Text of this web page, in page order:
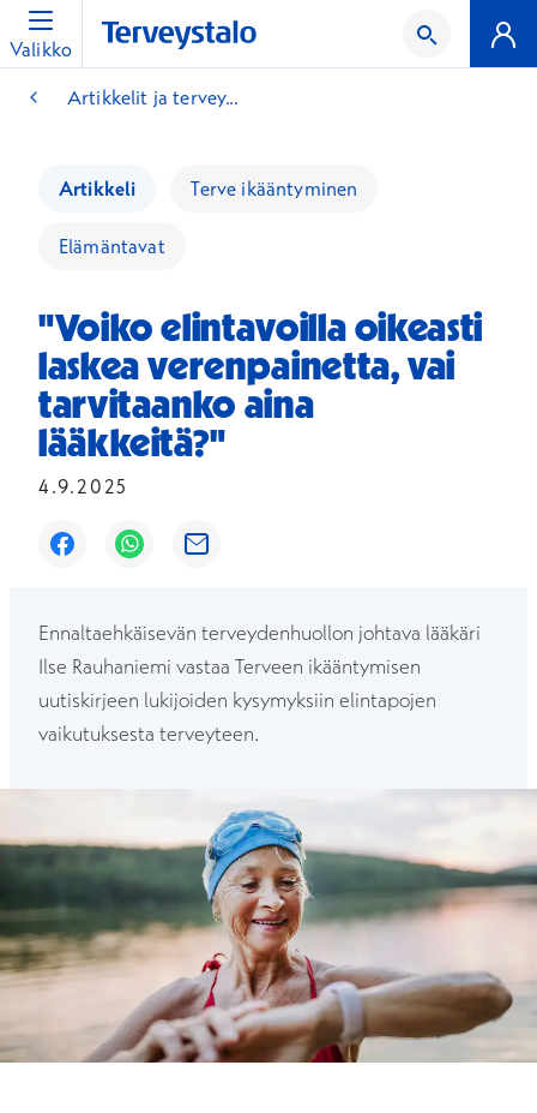
Valikko
Artikkelit ja tervey...
Artikkeli Terve ikääntyminen
Elämäntavat
"Voiko elintavoilla oikeasti
laskea verenpainetta, vai
tarvitaanko aina
lääkkeitä?"
4.9.2025
Avautuu uuteen ikkunaan
Avautuu uuteen ikkunaan
Avautuu uuteen ikkunaan
Ennaltaehkäisevän terveydenhuollon johtava lääkäri
Ilse Rauhaniemi vastaa Terveen ikääntymisen
uutiskirjeen lukijoiden kysymyksiin elintapojen
vaikutuksesta terveyteen.